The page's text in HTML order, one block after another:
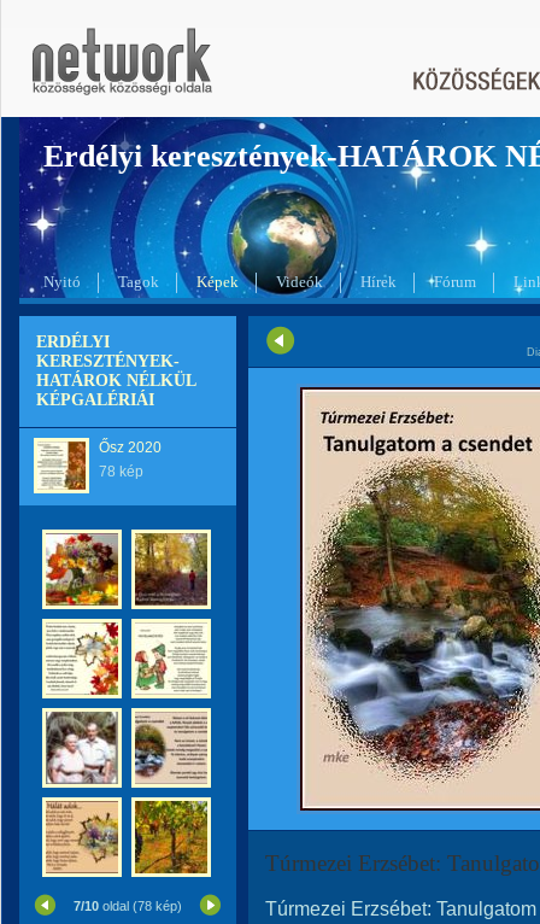
Erdélyi keresztények-HATÁROK
Nyitó Tagok Képek Videók Hírek Fórum
ERDÉLYI
KERESZTÉNYEK-
HATÁROK NÉLKÜL
KÉPGALÉRIÁI
Ősz 2020
78 kép
7/10 oldal (78 kép)
Túrmezei Erzsébet:
Túrmezei Erzsébet: